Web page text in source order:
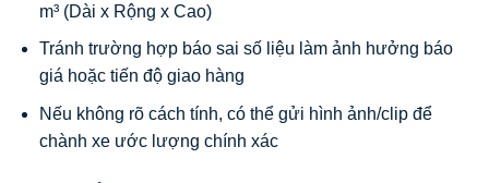
m³ (Dài x Rộng x Cao)
Tránh trường hợp báo sai số liệu làm ảnh hưởng báo
giá hoặc tiến độ giao hàng
Nếu không rõ cách tính, có thể gửi hình ảnh/clip để
chành xe ước lượng chính xác